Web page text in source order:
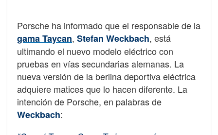
Porsche ha informado que el responsable de la
gama Taycan, Stefan Weckbach, está
ultimando el nuevo modelo eléctrico con
pruebas en vías secundarias alemanas. La
nueva versión de la berlina deportiva eléctrica
adquiere matices que lo hacen diferente. La
intención de Porsche, en palabras de
Weckbach: